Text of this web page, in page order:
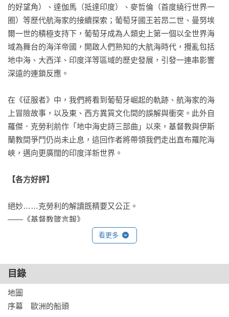
的好望角）、達伽馬（抵達印度）、麥哲倫（首度繞行世界一
圈）等歷代航海家的接續探索；葡萄牙國王若昂二世、曼努埃
爾一世的積極支持下，葡萄牙成為人類史上第一個以全世界海
域為舞台的海洋帝國，開啟人們熟知的大航海時代，攪亂包括
地中海、大西洋、印度洋等區域的歷史發展，引發一連串影響
深遠的連鎖反應。
在《征服者》中，我們將看到葡萄牙崛起的軌跡、航海家的海
上冒險故事，以及東、西方異質文化間的誤解與衝突。此外自
羅傑．克勞利前作「地中海史詩三部曲」以來，基督教與伊斯
蘭教間爭鬥仍尚未止息，這回作者將帶領我們走出直布羅陀海
峽，邁向更廣闊的印度洋新世界。
【各方好評】
絕妙……克勞利的解讀既精要又公正。
——《基督教箴言報》
栩栩如生地講述葡萄牙探險家的生活……對喜歡航海故事的人
——《出版商週刊》
在扣人心弦的敘述中，克勞利記載了葡萄牙從一個「窮困、邊
緣的」國家崛起成為歐洲強國的可怕、凶殘歷史，葡萄牙與西
看更多
目錄
地圖
序幕　歐洲的船頭